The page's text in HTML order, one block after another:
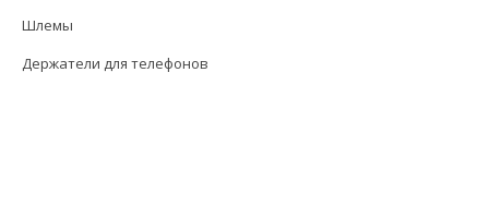
Шлемы
Держатели для телефонов